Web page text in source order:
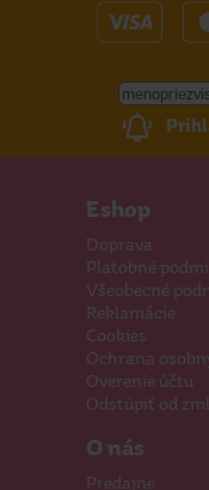
Eshop
Doprava
Platobné
Všeobecné
Reklamácie
Cookies
Ochrana
Overenie účtu
Odstúpiť od
O nás
Predajne